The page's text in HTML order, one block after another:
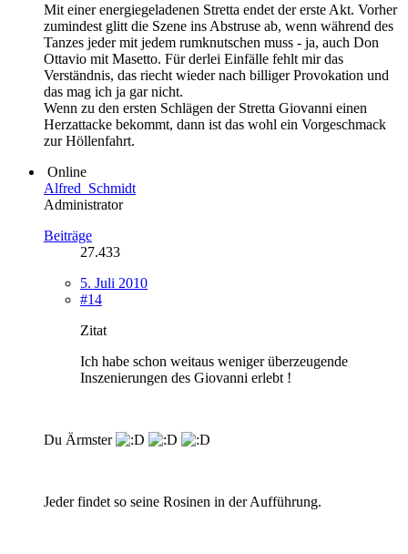
Mit einer energiegeladenen Stretta endet der erste Akt. Vorher
zumindest glitt die Szene ins Abstruse ab, wenn während des
Tanzes jeder mit jedem rumknutschen muss - ja, auch Don
Ottavio mit Masetto. Für derlei Einfälle fehlt mir das
Verständnis, das riecht wieder nach billiger Provokation und
das mag ich ja gar nicht.
Wenn zu den ersten Schlägen der Stretta Giovanni einen
Herzattacke bekommt, dann ist das wohl ein Vorgeschmack
zur Höllenfahrt.
Online
Alfred_Schmidt
Administrator
Beiträge
27.433
5. Juli 2010
#14
Zitat
Ich habe schon weitaus weniger überzeugende
Inszenierungen des Giovanni erlebt !
Du Ärmster
Jeder findet so seine Rosinen in der Aufführung.